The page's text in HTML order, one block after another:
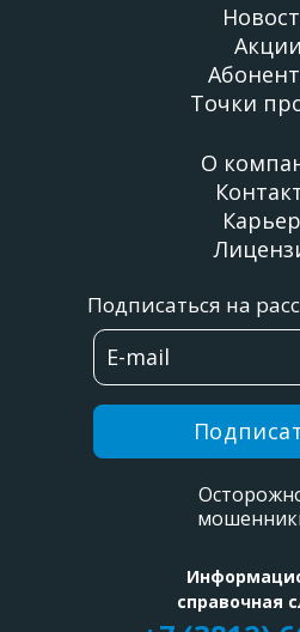
Акции
Точки
О
Подписаться на
справочная